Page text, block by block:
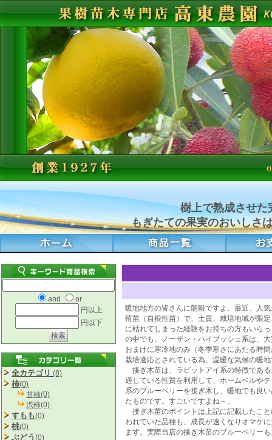
樹上で熟成させた
もぎたての果実のおいしさ
and
or
円以上
円以下
全カテゴリ (8)
柿(0)
甘柿(0)
渋柿(0)
すもも(0)
桃(0)
ぶどう (0)
暖地地方の皆さんに朗報ですよ。最近、人
殖苗（自根性苗）で、土質、栽培地域が限
に枯れてしまった経験をお持ちの方もいら
の中でも、ノーザン・ハイブッシュ系は、
おまけに寒冷地のみ（冬季寒さにあたる時
栽培適応とされている為、温暖な気候の暖
接ぎ木苗は、ラビットアイ系の特徴であ
適している性質を利用して、ホームベルや
系のブルーベリーを接ぎ木し、暖地でも良
たものです。すごいですよね～。
接ぎ木苗のポイントは上記に記載したこ
われていた品種も、成長が速くなりオマケ
ます。実際当店の接ぎ木苗のブルーベリー